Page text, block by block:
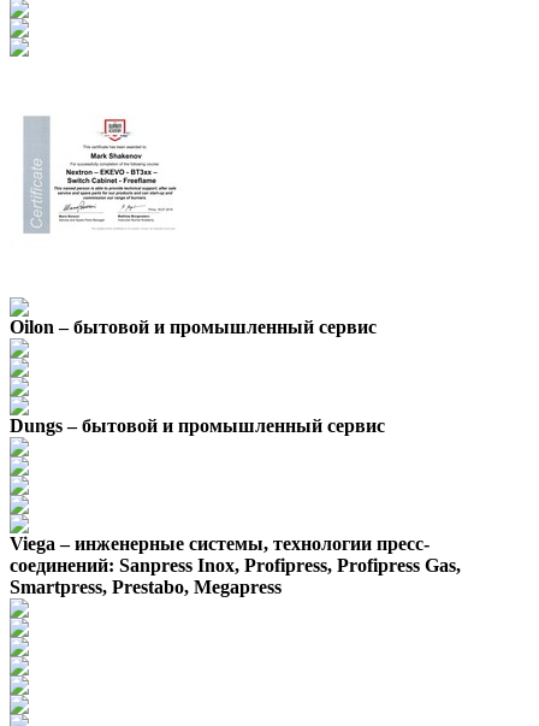
Oilon – бытовой и промышленный сервис
Dungs – бытовой и промышленный сервис
Viega – инженерные системы, технологии пресс-
соединений: Sanpress Inox, Profipress, Profipress Gas,
Smartpress, Prestabo, Megapress